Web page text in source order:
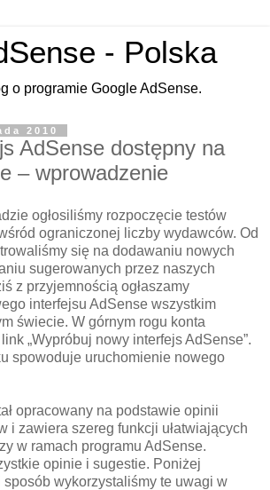
- Polska
o programie Google AdSense.
2010
AdSense dostępny na
– wprowadzenie
ogłosiliśmy rozpoczęcie testów
ograniczonej liczby wydawców. Od
się na dodawaniu nowych
sugerowanych przez naszych
z przyjemnością ogłaszamy
interfejsu AdSense wszystkim
świecie. W górnym rogu konta
„Wypróbuj nowy interfejs AdSense”.
spowoduje uruchomienie nowego
opracowany na podstawie opinii
i zawiera szereg funkcji ułatwiających
w ramach programu AdSense.
opinie i sugestie. Poniżej
sposób wykorzystaliśmy te uwagi w